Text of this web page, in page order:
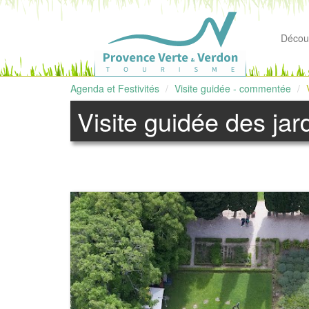
Agenda et Festivités Visite guidée - commentée
Visite guidée des